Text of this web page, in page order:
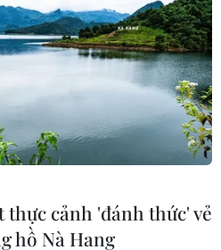
20% sau tuyên bố
tàu Iran
sau khi Tổng thống
phép lực lượng hải quân
nếu "có hành động khiêu
thực cảnh 'đánh thức' vẻ
hồ Nà Hang